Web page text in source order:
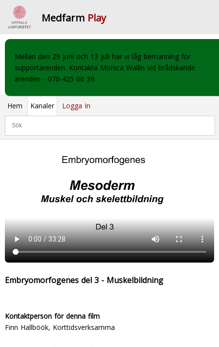
Medfarm Play
Mellan den 29 juni och 13 juli har vi låg bemanning för
supportärenden. Kontakta Monica Wallin vid brådskande
ärenden - 070-425 00 39.
Hem Kanaler Logga In
Embryomorfogenes del 3 - Muskelbildning
Kontaktperson för denna film
Finn Hallböök, Korttidsverksamma